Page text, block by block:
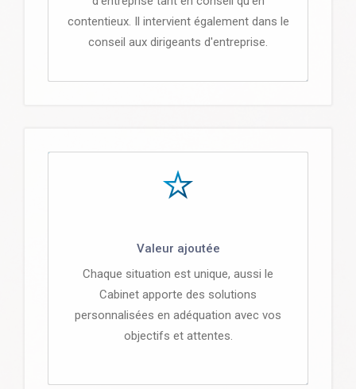
contentieux. Il intervient également dans le
conseil aux dirigeants d'entreprise.
Valeur ajoutée
Chaque situation est unique, aussi le
Cabinet apporte des solutions
personnalisées en adéquation avec vos
objectifs et attentes.